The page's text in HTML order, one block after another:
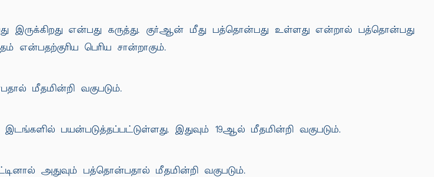
என்பது கருத்து. குர்ஆன் மீது பத்தொன்பது உள்ளது என்றால் பத்தொன்பது
பெரிய சான்றாகும்.
மீதமின்றி வகுபடும்.
பயன்படுத்தப்பட்டுள்ளது. இதுவும் 19ஆல் மீதமின்றி வகுபடும்.
அதுவும் பத்தொன்பதால் மீதமின்றி வகுபடும்.